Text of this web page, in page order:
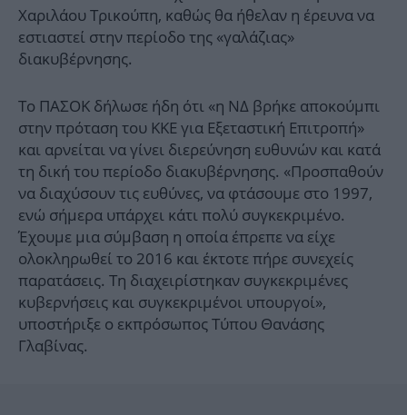
Χαριλάου Τρικούπη, καθώς θα ήθελαν η έρευνα να
εστιαστεί στην περίοδο της «γαλάζιας»
διακυβέρνησης.
Το ΠΑΣΟΚ δήλωσε ήδη ότι «η ΝΔ βρήκε αποκούμπι
στην πρόταση του ΚΚΕ για Εξεταστική Επιτροπή»
και αρνείται να γίνει διερεύνηση ευθυνών και κατά
τη δική του περίοδο διακυβέρνησης. «Προσπαθούν
να διαχύσουν τις ευθύνες, να φτάσουμε στο 1997,
ενώ σήμερα υπάρχει κάτι πολύ συγκεκριμένο.
Έχουμε μια σύμβαση η οποία έπρεπε να είχε
ολοκληρωθεί το 2016 και έκτοτε πήρε συνεχείς
παρατάσεις. Τη διαχειρίστηκαν συγκεκριμένες
κυβερνήσεις και συγκεκριμένοι υπουργοί»,
υποστήριξε ο εκπρόσωπος Τύπου Θανάσης
Γλαβίνας.